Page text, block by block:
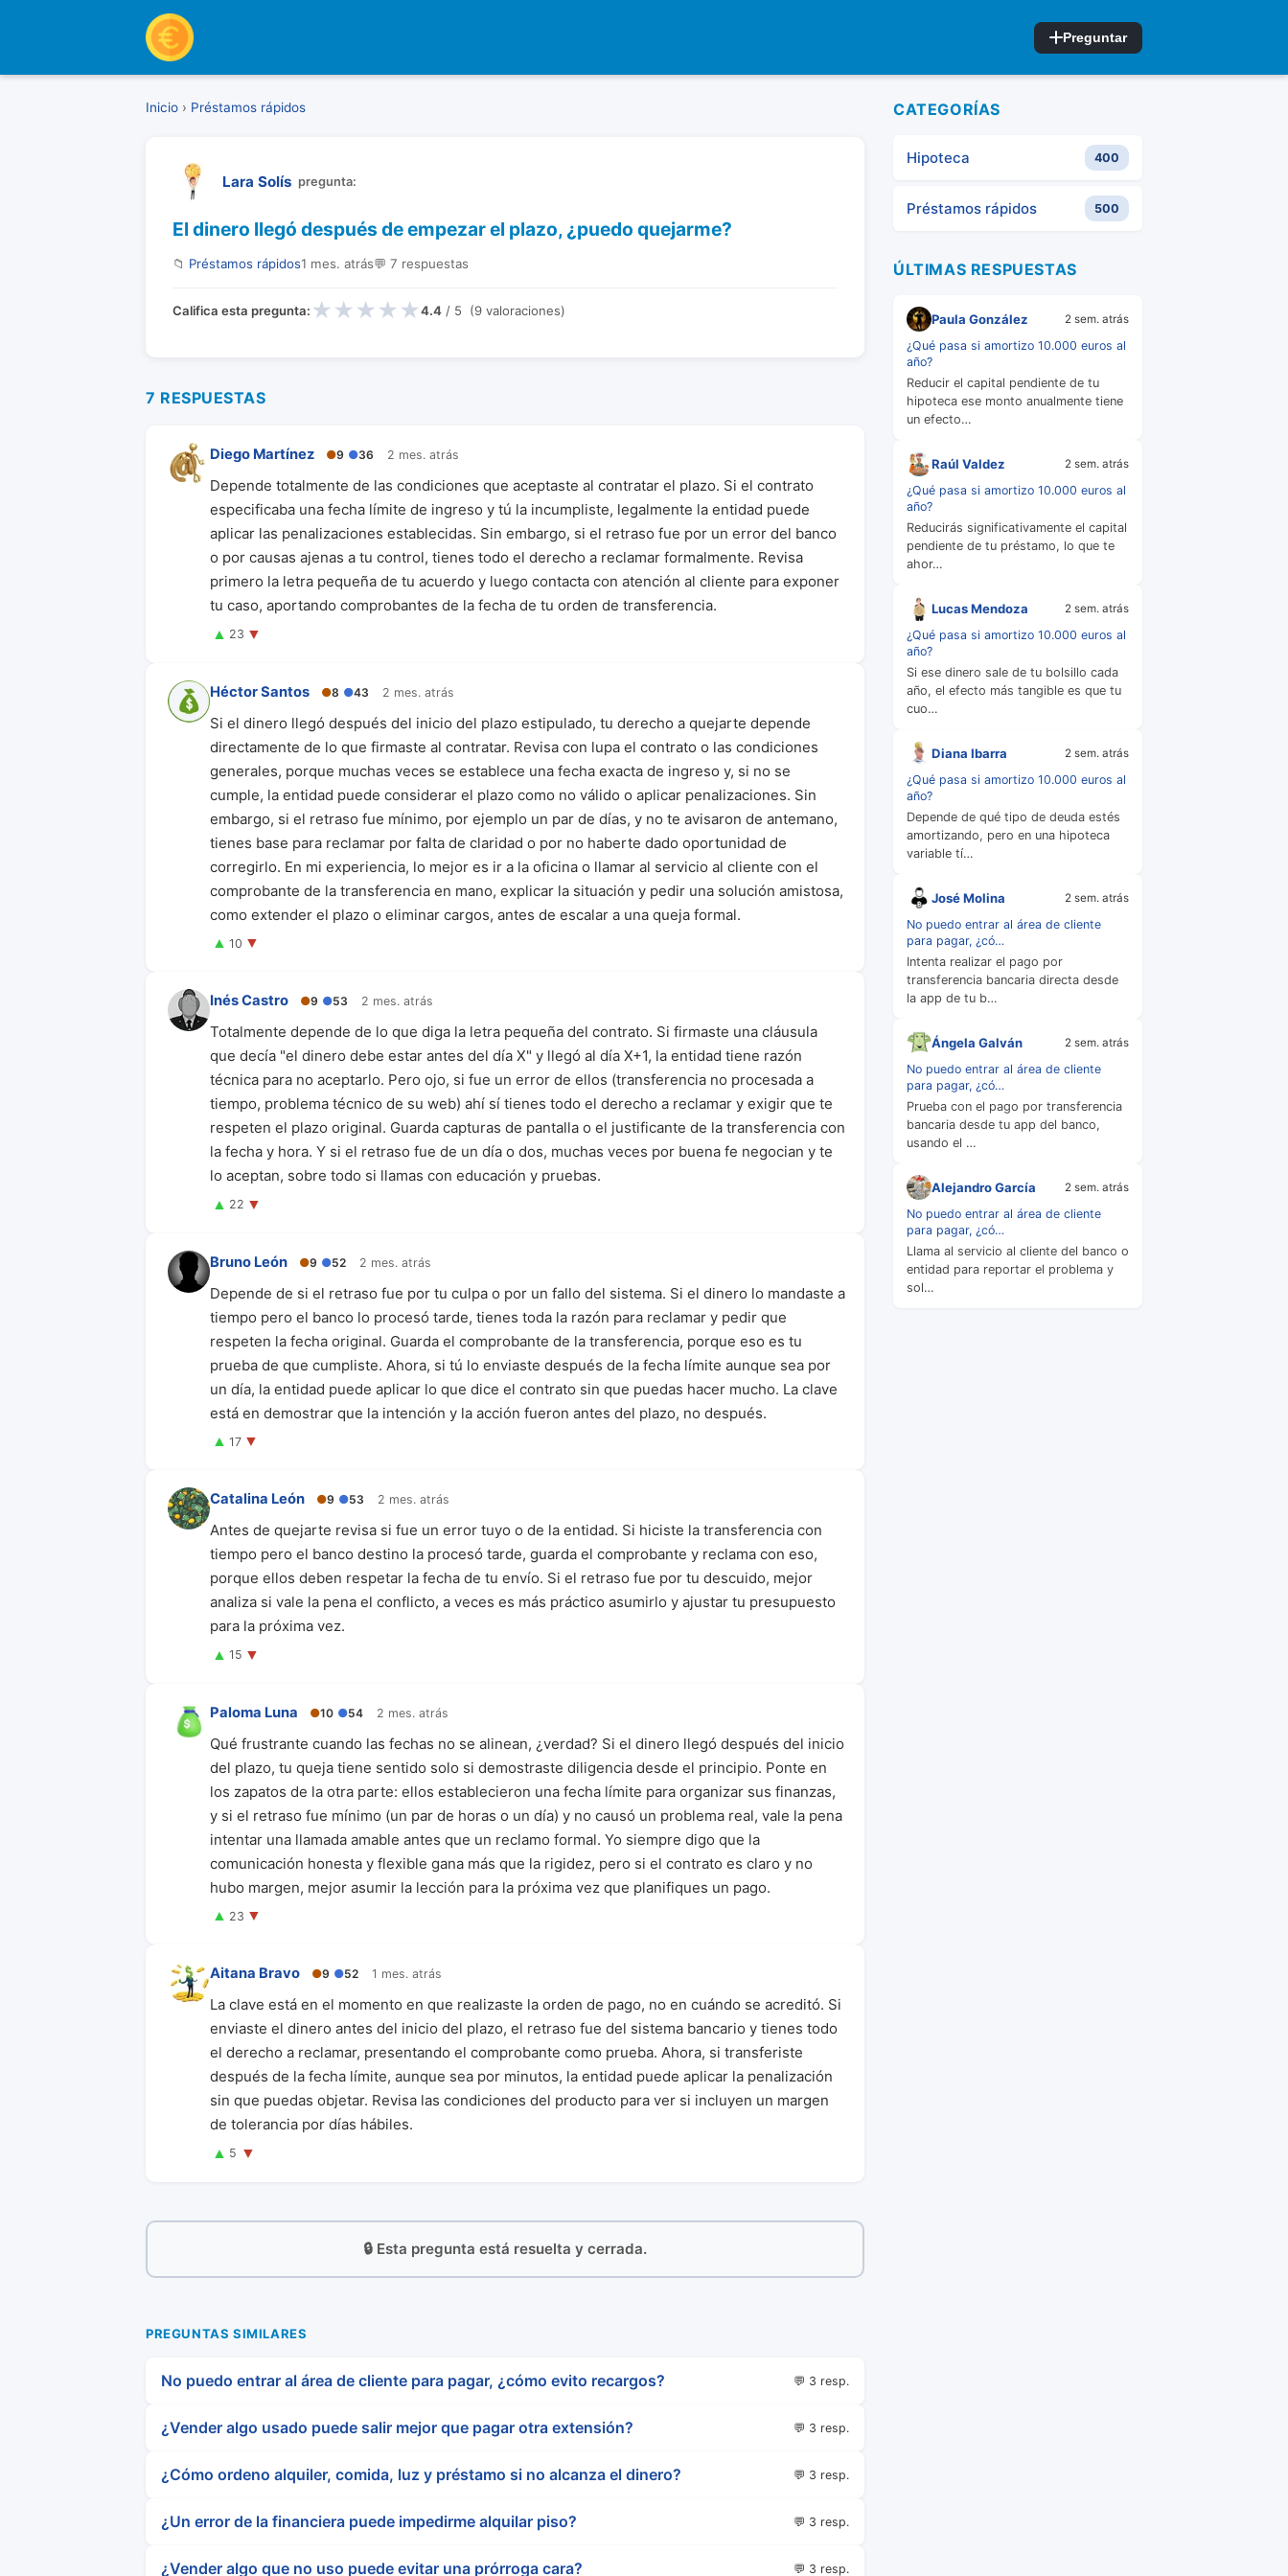
Preguntar
Inicio › Préstamos rápidos
Lara Solís pregunta:
El dinero llegó después de empezar el plazo, ¿puedo quejarme?
📁 Préstamos rápidos1 mes. atrás💬 7 respuestas
Califica esta pregunta: ★ ★ ★ ★ ★4.4 / 5 (9 valoraciones)
7 RESPUESTAS
Diego Martínez ●9 ●36 2 mes. atrás
Depende totalmente de las condiciones que aceptaste al contratar el plazo. Si el contrato
especificaba una fecha límite de ingreso y tú la incumpliste, legalmente la entidad puede
aplicar las penalizaciones establecidas. Sin embargo, si el retraso fue por un error del banco
o por causas ajenas a tu control, tienes todo el derecho a reclamar formalmente. Revisa
primero la letra pequeña de tu acuerdo y luego contacta con atención al cliente para exponer
tu caso, aportando comprobantes de la fecha de tu orden de transferencia.
▲ 23 ▼
Héctor Santos ●8 ●43 2 mes. atrás
Si el dinero llegó después del inicio del plazo estipulado, tu derecho a quejarte depende
directamente de lo que firmaste al contratar. Revisa con lupa el contrato o las condiciones
generales, porque muchas veces se establece una fecha exacta de ingreso y, si no se
cumple, la entidad puede considerar el plazo como no válido o aplicar penalizaciones. Sin
embargo, si el retraso fue mínimo, por ejemplo un par de días, y no te avisaron de antemano,
tienes base para reclamar por falta de claridad o por no haberte dado oportunidad de
corregirlo. En mi experiencia, lo mejor es ir a la oficina o llamar al servicio al cliente con el
comprobante de la transferencia en mano, explicar la situación y pedir una solución amistosa,
como extender el plazo o eliminar cargos, antes de escalar a una queja formal.
▲ 10 ▼
Inés Castro ●9 ●53 2 mes. atrás
Totalmente depende de lo que diga la letra pequeña del contrato. Si firmaste una cláusula
que decía "el dinero debe estar antes del día X" y llegó al día X+1, la entidad tiene razón
técnica para no aceptarlo. Pero ojo, si fue un error de ellos (transferencia no procesada a
tiempo, problema técnico de su web) ahí sí tienes todo el derecho a reclamar y exigir que te
respeten el plazo original. Guarda capturas de pantalla o el justificante de la transferencia con
la fecha y hora. Y si el retraso fue de un día o dos, muchas veces por buena fe negocian y te
lo aceptan, sobre todo si llamas con educación y pruebas.
▲ 22 ▼
Bruno León ●9 ●52 2 mes. atrás
Depende de si el retraso fue por tu culpa o por un fallo del sistema. Si el dinero lo mandaste a
tiempo pero el banco lo procesó tarde, tienes toda la razón para reclamar y pedir que
respeten la fecha original. Guarda el comprobante de la transferencia, porque eso es tu
prueba de que cumpliste. Ahora, si tú lo enviaste después de la fecha límite aunque sea por
un día, la entidad puede aplicar lo que dice el contrato sin que puedas hacer mucho. La clave
está en demostrar que la intención y la acción fueron antes del plazo, no después.
▲ 17 ▼
Catalina León ●9 ●53 2 mes. atrás
Antes de quejarte revisa si fue un error tuyo o de la entidad. Si hiciste la transferencia con
tiempo pero el banco destino la procesó tarde, guarda el comprobante y reclama con eso,
porque ellos deben respetar la fecha de tu envío. Si el retraso fue por tu descuido, mejor
analiza si vale la pena el conflicto, a veces es más práctico asumirlo y ajustar tu presupuesto
para la próxima vez.
▲ 15 ▼
Paloma Luna ●10 ●54 2 mes. atrás
Qué frustrante cuando las fechas no se alinean, ¿verdad? Si el dinero llegó después del inicio
del plazo, tu queja tiene sentido solo si demostraste diligencia desde el principio. Ponte en
los zapatos de la otra parte: ellos establecieron una fecha límite para organizar sus finanzas,
y si el retraso fue mínimo (un par de horas o un día) y no causó un problema real, vale la pena
intentar una llamada amable antes que un reclamo formal. Yo siempre digo que la
comunicación honesta y flexible gana más que la rigidez, pero si el contrato es claro y no
hubo margen, mejor asumir la lección para la próxima vez que planifiques un pago.
▲ 23 ▼
Aitana Bravo ●9 ●52 1 mes. atrás
La clave está en el momento en que realizaste la orden de pago, no en cuándo se acreditó. Si
enviaste el dinero antes del inicio del plazo, el retraso fue del sistema bancario y tienes todo
el derecho a reclamar, presentando el comprobante como prueba. Ahora, si transferiste
después de la fecha límite, aunque sea por minutos, la entidad puede aplicar la penalización
sin que puedas objetar. Revisa las condiciones del producto para ver si incluyen un margen
de tolerancia por días hábiles.
▲ 5 ▼
🔒 Esta pregunta está resuelta y cerrada.
PREGUNTAS SIMILARES
No puedo entrar al área de cliente para pagar, ¿cómo evito recargos? 💬 3 resp.
¿Vender algo usado puede salir mejor que pagar otra extensión? 💬 3 resp.
¿Cómo ordeno alquiler, comida, luz y préstamo si no alcanza el dinero? 💬 3 resp.
¿Un error de la financiera puede impedirme alquilar piso? 💬 3 resp.
¿Vender algo que no uso puede evitar una prórroga cara? 💬 3 resp.
CATEGORÍAS
Hipoteca 400
Préstamos rápidos 500
ÚLTIMAS RESPUESTAS
Paula González 2 sem. atrás
¿Qué pasa si amortizo 10.000 euros al
año?
Reducir el capital pendiente de tu
hipoteca ese monto anualmente tiene
un efecto…
Raúl Valdez 2 sem. atrás
¿Qué pasa si amortizo 10.000 euros al
año?
Reducirás significativamente el capital
pendiente de tu préstamo, lo que te
ahor…
Lucas Mendoza 2 sem. atrás
¿Qué pasa si amortizo 10.000 euros al
año?
Si ese dinero sale de tu bolsillo cada
año, el efecto más tangible es que tu
cuo…
Diana Ibarra 2 sem. atrás
¿Qué pasa si amortizo 10.000 euros al
año?
Depende de qué tipo de deuda estés
amortizando, pero en una hipoteca
variable tí…
José Molina 2 sem. atrás
No puedo entrar al área de cliente
para pagar, ¿có…
Intenta realizar el pago por
transferencia bancaria directa desde
la app de tu b…
Ángela Galván 2 sem. atrás
No puedo entrar al área de cliente
para pagar, ¿có…
Prueba con el pago por transferencia
bancaria desde tu app del banco,
usando el …
Alejandro García 2 sem. atrás
No puedo entrar al área de cliente
para pagar, ¿có…
Llama al servicio al cliente del banco o
entidad para reportar el problema y
sol…